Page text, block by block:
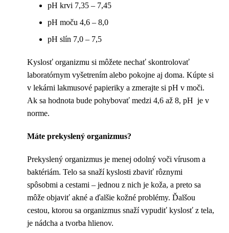
pH krvi 7,35 – 7,45
pH moču 4,6 – 8,0
pH slín 7,0 – 7,5
Kyslosť organizmu si môžete nechať skontrolovať
laboratórnym vyšetrením alebo pokojne aj doma. Kúpte si
v lekárni lakmusové papieriky a zmerajte si pH v moči.
Ak sa hodnota bude pohybovať medzi 4,6 až 8, pH je v
norme.
Máte prekyslený organizmus?
Prekyslený organizmus je menej odolný voči vírusom a
baktériám. Telo sa snaží kyslosti zbaviť rôznymi
spôsobmi a cestami – jednou z nich je koža, a preto sa
môže objaviť akné a ďalšie kožné problémy. Ďalšou
cestou, ktorou sa organizmus snaží vypudiť kyslosť z tela,
je nádcha a tvorba hlienov.